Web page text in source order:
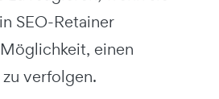
SEO-Retainer
einen
verfolgen.